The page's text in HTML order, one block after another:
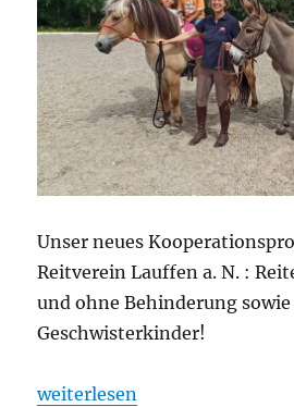
Unser neues
Reitverein Lauffen a. N. :
und ohne Behinderung sowie
Geschwisterkinder!
„Neue inklusive Reitgruppe
weiterlesen